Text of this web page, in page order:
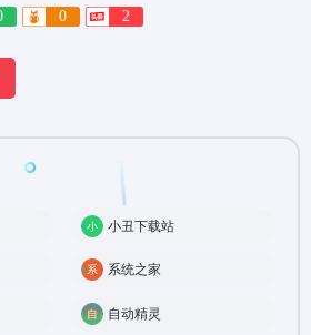
0 2
小丑下载站
系统之家
自动精灵